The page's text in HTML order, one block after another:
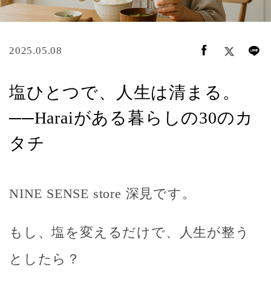
2025.05.08
塩ひとつで、人生は清まる。
──Haraiがある暮らしの30のカ
タチ
NINE SENSE store 深見です。
もし、塩を変えるだけで、人生が整う
としたら？